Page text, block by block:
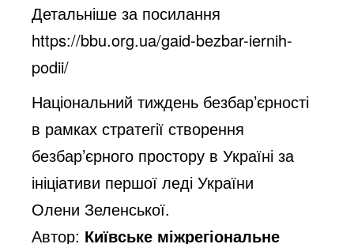
Детальніше за посилання
https://bbu.org.ua/gaid-bezbar-iernih-
podii/
Національний тиждень безбар’єрності
в рамках стратегії створення
безбар’єрного простору в Україні за
ініціативи першої леді України
Олени Зеленської.
Автор: Київське міжрегіональне